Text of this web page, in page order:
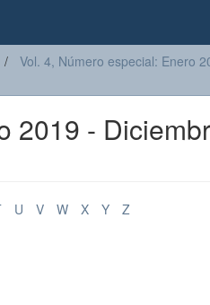
Vol. 4, Número especial: Enero
2019 -
U V W X Y
Z